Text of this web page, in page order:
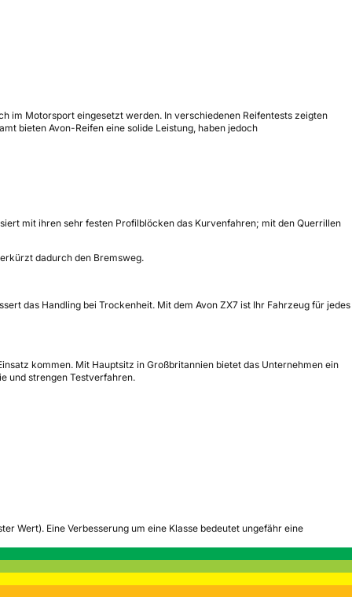
im Motorsport eingesetzt werden. In verschiedenen Reifentests zeigten
bieten Avon-Reifen eine solide Leistung, haben jedoch
mit ihren sehr festen Profilblöcken das Kurvenfahren; mit den Querrillen
dadurch den Bremsweg.
das Handling bei Trockenheit. Mit dem Avon ZX7 ist Ihr Fahrzeug für jedes
kommen. Mit Hauptsitz in Großbritannien bietet das Unternehmen ein
und strengen Testverfahren.
Wert). Eine Verbesserung um eine Klasse bedeutet ungefähr eine